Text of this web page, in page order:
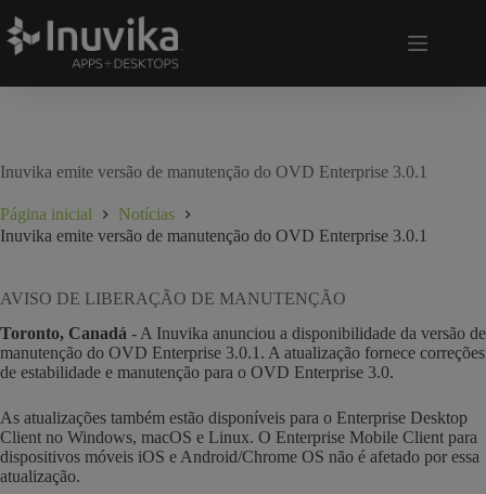
Inuvika emite versão de manutenção do OVD Enterprise 3.0.1
Página inicial
Notícias
Inuvika emite versão de manutenção do OVD Enterprise 3.0.1
AVISO DE LIBERAÇÃO DE MANUTENÇÃO
Toronto, Canadá - A Inuvika anunciou a disponibilidade da versão de
manutenção do OVD Enterprise 3.0.1. A atualização fornece correções
de estabilidade e manutenção para o OVD Enterprise 3.0.
As atualizações também estão disponíveis para o Enterprise Desktop
Client no Windows, macOS e Linux. O Enterprise Mobile Client para
dispositivos móveis iOS e Android/Chrome OS não é afetado por essa
atualização.